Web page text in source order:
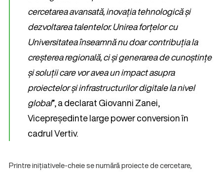
cercetarea avansată, inovația tehnologică și
dezvoltarea talentelor. Unirea forțelor cu
Universitatea înseamnă nu doar contribuția la
creșterea regională, ci și generarea de cunoștințe
și soluții care vor avea un impact asupra
proiectelor și infrastructurilor digitale la nivel
global”, a declarat Giovanni Zanei,
Vicepreședinte large power conversion în
cadrul Vertiv.
Printre inițiativele-cheie se numără proiecte de cercetare,